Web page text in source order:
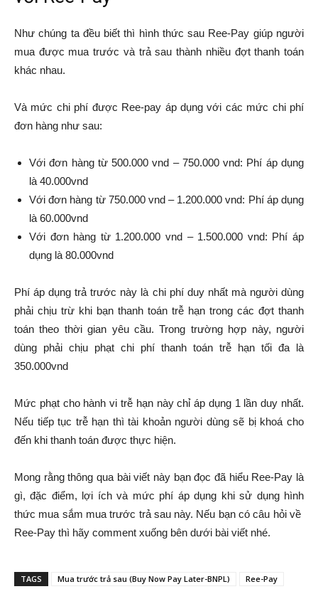
Như chúng ta đều biết thì hình thức sau Ree-Pay giúp người
mua được mua trước và trả sau thành nhiều đợt thanh toán
khác nhau.
Và mức chi phí được Ree-pay áp dụng với các mức chi phí
đơn hàng như sau:
Với đơn hàng từ 500.000 vnd – 750.000 vnd: Phí áp dụng
là 40.000vnd
Với đơn hàng từ 750.000 vnd – 1.200.000 vnd: Phí áp dụng
là 60.000vnd
Với đơn hàng từ 1.200.000 vnd – 1.500.000 vnd: Phí áp
dụng là 80.000vnd
Phí áp dụng trả trước này là chi phí duy nhất mà người dùng
phải chịu trừ khi bạn thanh toán trễ hạn trong các đợt thanh
toán theo thời gian yêu cầu. Trong trường hợp này, người
dùng phải chịu phạt chi phí thanh toán trễ hạn tối đa là
350.000vnd
Mức phạt cho hành vi trễ hạn này chỉ áp dụng 1 lần duy nhất.
Nếu tiếp tục trễ hạn thì tài khoản người dùng sẽ bị khoá cho
đến khi thanh toán được thực hiện.
Mong rằng thông qua bài viết này bạn đọc đã hiểu Ree-Pay là
gì, đặc điểm, lợi ích và mức phí áp dụng khi sử dụng hình
thức mua sắm mua trước trả sau này. Nếu bạn có câu hỏi về
Ree-Pay thì hãy comment xuống bên dưới bài viết nhé.
TAGS Mua trước trả sau (Buy Now Pay Later-BNPL) Ree-Pay